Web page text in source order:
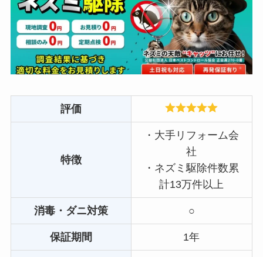
評価
特徴
・大手リフォーム会
社
・ネズミ駆除件数累
計13万件以上
消毒・ダニ対策 ○
保証期間 1年